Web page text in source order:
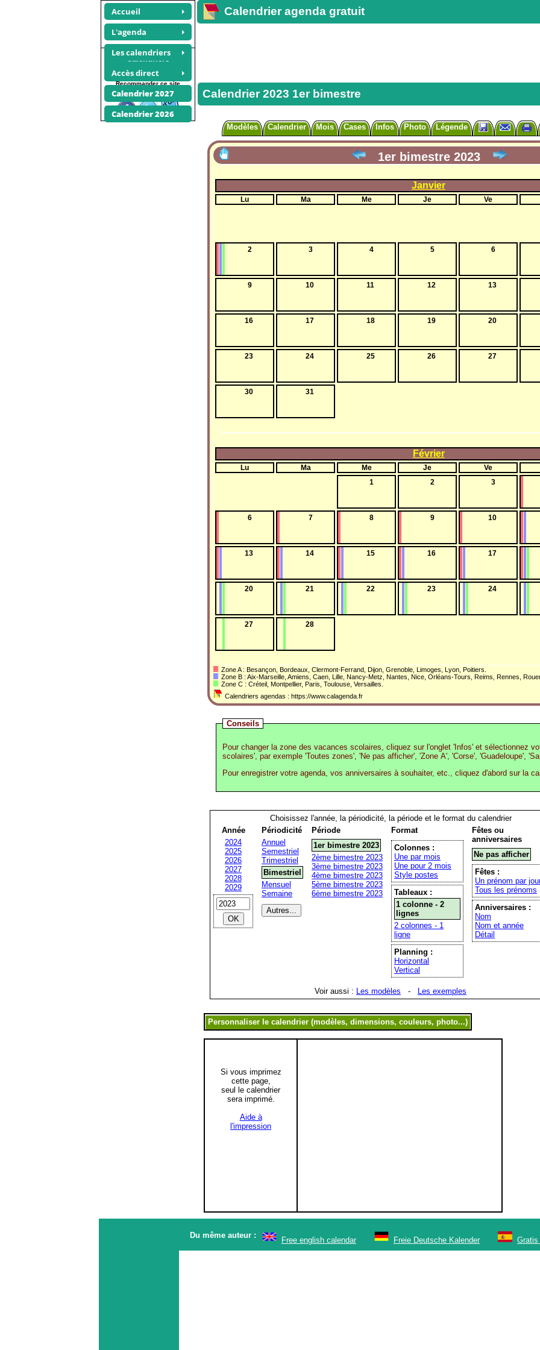
Accueil
L'agenda
Les calendriers
Accès direct
Calendrier 2027
Calendrier 2026
Calendrier agenda gratuit
Calendrier 2023 1er bimestre
Modèles Calendrier Mois Cases Infos Photo Légende
1er bimestre 2023
Janvier
Lu Ma Me Je Ve
2 3 4 5 6
9 10 11 12 13
16 17 18 19 20
23 24 25 26 27
30 31
Février
Lu Ma Me Je
Ve
1
2 3
6 7 8 9 10
13 14 15 16 17
20 21 22 23 24
27 28
Zone A : Besançon, Bordeaux, Clermont-Ferrand, Dijon, Grenoble, Limoges, Lyon, Poitiers.
Zone B : Aix-Marseille, Amiens, Caen, Lille, Nancy-Metz, Nantes, Nice, Orléans-Tours, Reims, Rennes,
Zone C : Créteil, Montpellier, Paris, Toulouse, Versailles.
Calendriers agendas : https://www.calagenda.fr
Conseils
Pour changer la zone des vacances scolaires, cliquez sur l'onglet 'Infos' et sélectionnez
scolaires', par exemple 'Toutes zones', 'Ne pas afficher', 'Zone A', 'Corse', 'Guadeloupe',
Pour enregistrer votre agenda, vos anniversaires à souhaiter, etc., cliquez d'abord sur la
Choisissez l'année, la périodicité, la période et le format du calendrier
Année
2024
2025
2026
2027
2028
2029
Périodicité
Annuel
Semestriel
Trimestriel
Bimestriel
Mensuel
Semaine
Période
1er bimestre 2023
2ème bimestre 2023
3ème bimestre 2023
4ème bimestre 2023
5ème bimestre 2023
6ème bimestre 2023
Format
Colonnes :
Une par mois
Une pour 2 mois
Style postes
Tableaux :
1 colonne - 2
lignes
2 colonnes - 1
ligne
Planning :
Horizontal
Vertical
Fêtes ou
anniversaires
Ne pas afficher
Fêtes :
Un prénom par
Tous les prénoms
Anniversaires :
Nom
Nom et année
Détail
Voir aussi : Les modèles - Les exemples
Si vous imprimez
cette page,
seul le calendrier
sera imprimé.
Aide à
l'impression
Calendriers
bimestriels 2023
Recommander ce site
Du même auteur :
Free english calendar Freie Deutsche Kalender Gratis